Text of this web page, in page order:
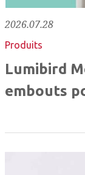
2026.07.28
Produits
Lumibird
embouts